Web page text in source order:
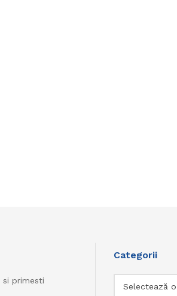
si primesti
Categorii
Selectează